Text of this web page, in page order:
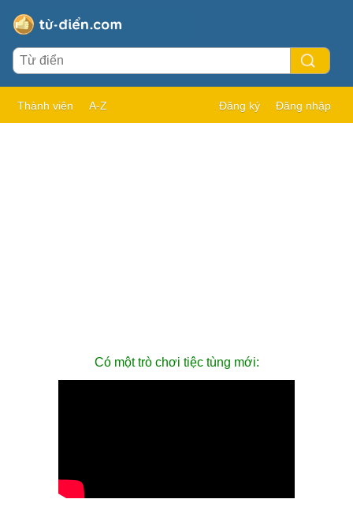
Thành viên A-Z Đăng ký Đăng nhập
Có một trò chơi tiệc tùng mới: